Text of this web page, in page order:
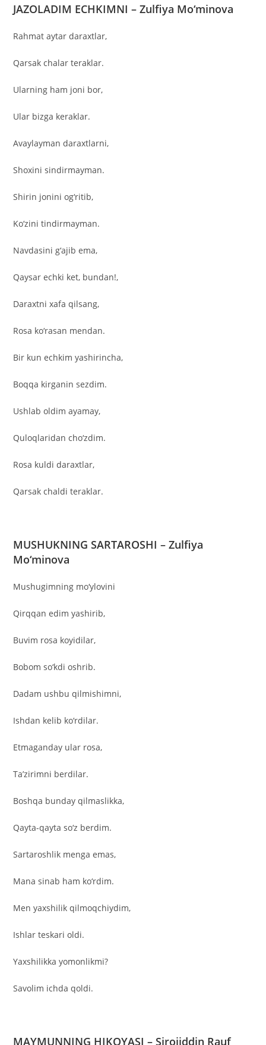
JAZOLADIM ECHKIMNI – Zulfiya Mo‘minova
Rahmat aytar daraxtlar,
Qarsak chalar teraklar.
Ularning ham joni bor,
Ular bizga keraklar.
Avaylayman daraxtlarni,
Shoxini sindirmayman.
Shirin jonini og‘ritib,
Ko‘zini tindirmayman.
Navdasini g‘ajib ema,
Qaysar echki ket, bundan!,
Daraxtni xafa qilsang,
Rosa ko‘rasan mendan.
Bir kun echkim yashirincha,
Boqqa kirganin sezdim.
Ushlab oldim ayamay,
Quloqlaridan cho‘zdim.
Rosa kuldi daraxtlar,
Qarsak chaldi teraklar.
MUSHUKNING SARTAROSHI – Zulfiya
Mo‘minova
Mushugimning mo‘ylovini
Qirqqan edim yashirib,
Buvim rosa koyidilar,
Bobom so‘kdi oshrib.
Dadam ushbu qilmishimni,
Ishdan kelib ko‘rdilar.
Etmaganday ular rosa,
Ta’zirimni berdilar.
Boshqa bunday qilmaslikka,
Qayta-qayta so‘z berdim.
Sartaroshlik menga emas,
Mana sinab ham ko‘rdim.
Men yaxshilik qilmoqchiydim,
Ishlar teskari oldi.
Yaxshilikka yomonlikmi?
Savolim ichda qoldi.
MAYMUNNING HIKOYASI – Sirojiddin Rauf